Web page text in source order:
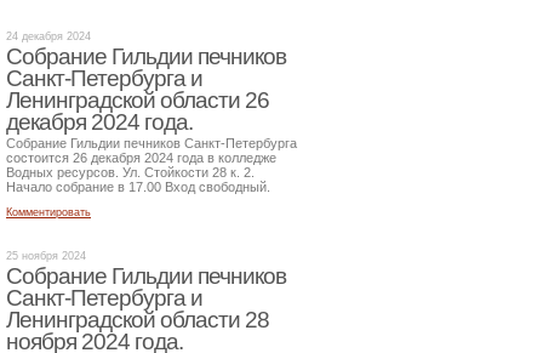
24 декабря 2024
Собрание Гильдии печников
Санкт-Петербурга и
Ленинградской области 26
декабря 2024 года.
Собрание Гильдии печников Санкт-Петербурга
состоится 26 декабря 2024 года в колледже
Водных ресурсов. Ул. Стойкости 28 к. 2.
Начало собрание в 17.00 Вход свободный.
Комментировать
25 ноября 2024
Собрание Гильдии печников
Санкт-Петербурга и
Ленинградской области 28
ноября 2024 года.